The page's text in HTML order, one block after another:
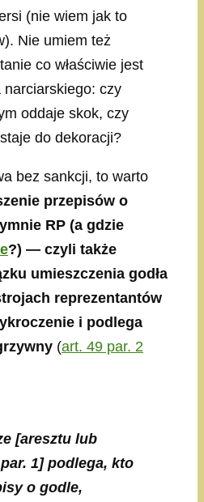
(nie wiem jak to
Nie umiem też
co właściwie jest
czy
oddaje skok, czy
do dekoracji?
bez sankcji, to warto
przepisów o
RP (a gdzie
?) — czyli także
umieszczenia godła
reprezentantów
i podlega
(art. 49 par. 2
[aresztu lub
1] podlega, kto
o godle,